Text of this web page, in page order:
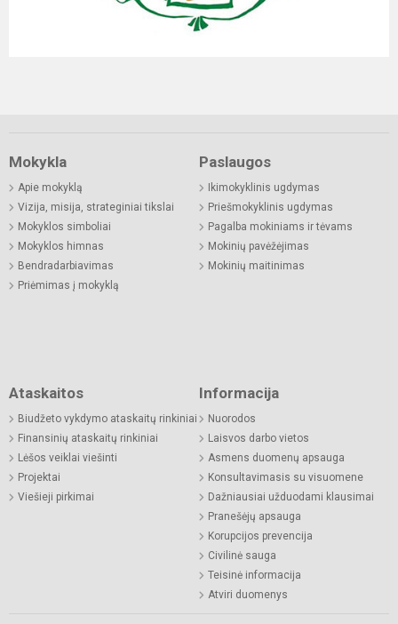
Mokykla
Apie mokyklą
Vizija, misija, strateginiai tikslai
Mokyklos simboliai
Mokyklos himnas
Bendradarbiavimas
Priėmimas į mokyklą
Paslaugos
Ikimokyklinis ugdymas
Priešmokyklinis ugdymas
Pagalba mokiniams ir tėvams
Mokinių pavėžėjimas
Mokinių maitinimas
Ataskaitos
Biudžeto vykdymo ataskaitų rinkiniai
Finansinių ataskaitų rinkiniai
Lėšos veiklai viešinti
Projektai
Viešieji pirkimai
Informacija
Nuorodos
Laisvos darbo vietos
Asmens duomenų apsauga
Konsultavimasis su visuomene
Dažniausiai užduodami klausimai
Pranešėjų apsauga
Korupcijos prevencija
Civilinė sauga
Teisinė informacija
Atviri duomenys